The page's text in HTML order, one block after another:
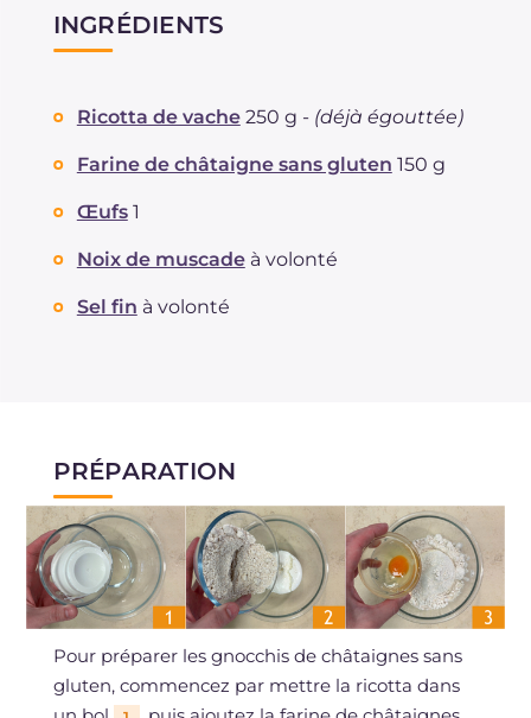
INGRÉDIENTS
Ricotta de vache 250 g - (déjà égouttée)
Farine de châtaigne sans gluten 150 g
Œufs 1
Noix de muscade à volonté
Sel fin à volonté
PRÉPARATION
Pour préparer les gnocchis de châtaignes sans
gluten, commencez par mettre la ricotta dans